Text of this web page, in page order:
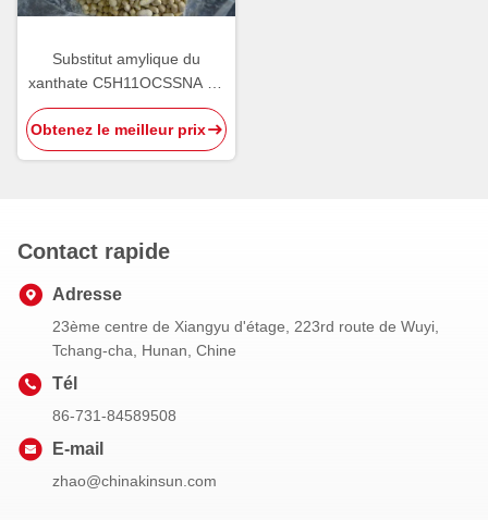
Substitut amylique du
xanthate C5H11OCSSNA de
sodium de 85% pour le Pax
Obtenez le meilleur prix
Contact rapide
Adresse
23ème centre de Xiangyu d'étage, 223rd route de Wuyi,
Tchang-cha, Hunan, Chine
Tél
86-731-84589508
E-mail
zhao@chinakinsun.com